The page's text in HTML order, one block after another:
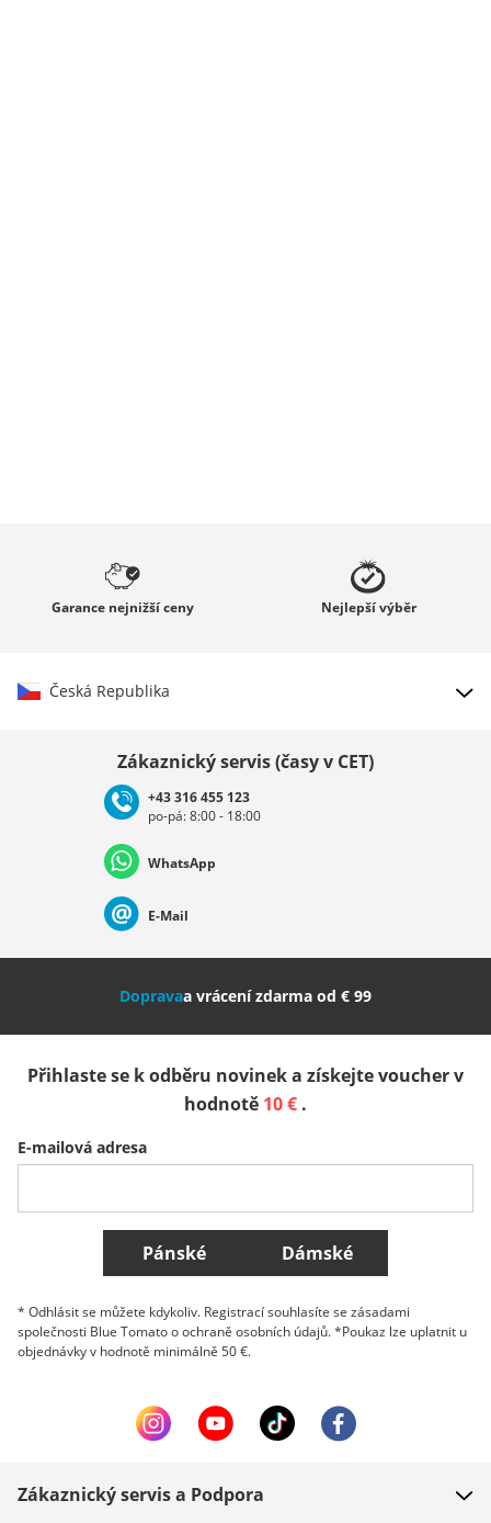
Garance nejnižší ceny Nejlepšívýběr
Česká Republika
Deutschland Österreich
Nederland Italia (Italiano) Italien (Deutsch)
Slovenija
Belgique (Français) Danmark Norge
Všechny země
Zákaznický servis (časy v CET)
+43 316 455 123
po-pá: 8:00 - 18:00
WhatsApp
E-Mail
Dopravaa vrácení zdarma od € 99
Přihlaste se k odběru novinek a získejte voucher v
hodnotě 10 € .
E-mailová adresa
Pánské Dámské
* Odhlásit se můžete kdykoliv. Registrací souhlasíte se zásadami
společnosti Blue Tomato o ochraně osobních údajů. *Poukaz lze uplatnit u
objednávky v hodnotě minimálně 50 €.
Zákaznický servis a Podpora